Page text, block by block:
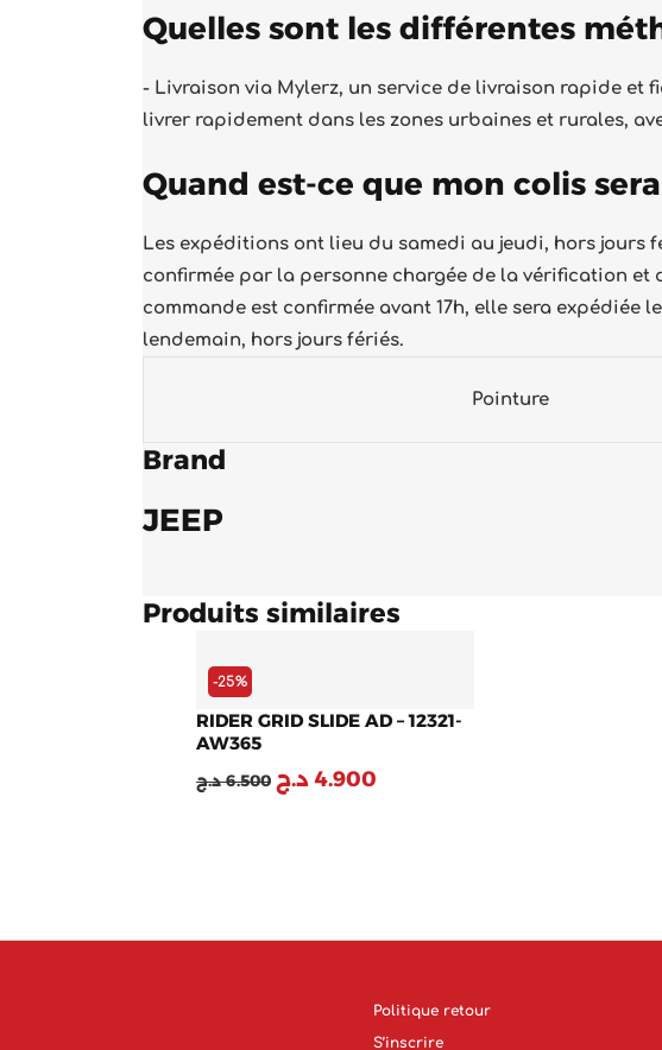
Quelles sont les différentes
- Livraison via Mylerz, un service de livraison rapide et
livrer rapidement dans les zones urbaines et rurales,
Quand est-ce que mon colis
Les expéditions ont lieu du samedi au jeudi, hors jours
confirmée par la personne chargée de la vérification et
commande est confirmée avant 17h, elle sera expédiée
lendemain, hors jours fériés.
Pointure
Brand
JEEP
Produits similaires
-25%
RIDER GRID SLIDE AD – 12321-
AW365
6.500 د.ج
6.500 د.ج.
4.900 د.ج
4.900 د.ج.
Politique retour
S’inscrire